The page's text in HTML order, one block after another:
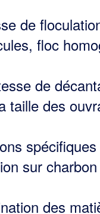
de
floc
de
taille des
spécifiques
sur
des